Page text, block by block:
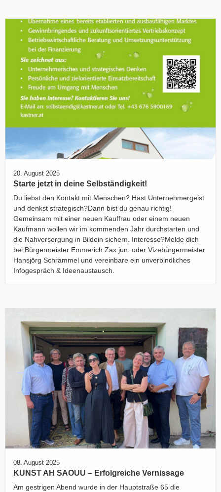
20. August 2025
Starte jetzt in deine Selbständigkeit!
Du liebst den Kontakt mit Menschen? Hast Unternehmergeist
und denkst strategisch?Dann bist du genau richtig!
Gemeinsam mit einer neuen Kauffrau oder einem neuen
Kaufmann wollen wir im kommenden Jahr durchstarten und
die Nahversorgung in Bildein sichern. Interesse?Melde dich
bei Bürgermeister Emmerich Zax jun. oder Vizebürgermeister
Hansjörg Schrammel und vereinbare ein unverbindliches
Infogespräch & Ideenaustausch.
08. August 2025
KUNST AH SAOUU – Erfolgreiche Vernissage
Am gestrigen Abend wurde in der Hauptstraße 65 die